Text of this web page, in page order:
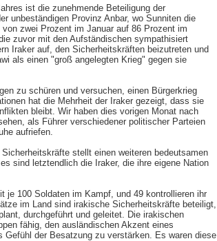
ist die zunehmende Beteiligung der
unbeständigen Provinz Anbar, wo Sunniten die
zwei Prozent im Januar auf 86 Prozent im
zuvor mit den Aufständischen sympathisiert
Iraker auf, den Sicherheitskräften beizutreten und
als einen "groß angelegten Krieg" gegen sie
zu schüren und versuchen, einen Bürgerkrieg
hat die Mehrheit der Iraker gezeigt, dass sie
bleibt. Wir haben dies vorigen Monat nach
als Führer verschiedener politischer Parteien
aufriefen.
stellt einen weiteren bedeutsamen
sind letztendlich die Iraker, die ihre eigene Nation
je 100 Soldaten im Kampf, und 49 kontrollieren ihr
im Land sind irakische Sicherheitskräfte beteiligt,
durchgeführt und geleitet. Die irakischen
fähig, den ausländischen Akzent eines
Gefühl der Besatzung zu verstärken. Es waren diese